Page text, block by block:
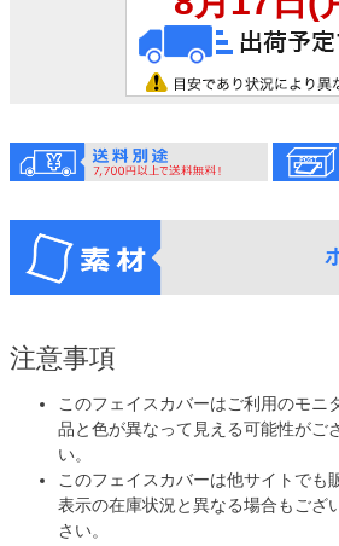
注意事項
このフェイスカバーはご利用のモニ
品と色が異なって見える可能性がご
い。
このフェイスカバーは他サイトでも
表示の在庫状況と異なる場合もござ
さい。